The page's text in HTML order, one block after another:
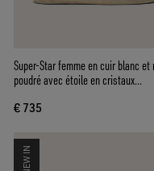
Super-Star femme en cuir blanc et
poudré avec étoile en cristaux
€ 735
NEW IN